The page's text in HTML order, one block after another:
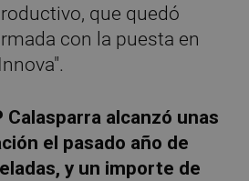
que quedó
con la puesta en
Calasparra alcanzó unas
el pasado año de
y un importe de